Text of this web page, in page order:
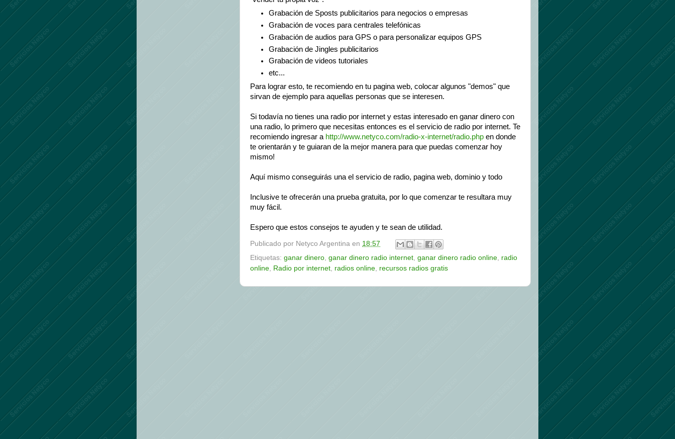
Grabación de Sposts publicitarios para negocios o empresas
Grabación de voces para centrales telefónicas
Grabación de audios para GPS o para personalizar equipos GPS
Grabación de Jingles publicitarios
Grabación de videos tutoriales
etc...
Para lograr esto, te recomiendo en tu pagina web, colocar algunos "demos" que
sirvan de ejemplo para aquellas personas que se interesen.
Si todavía no tienes una radio por internet y estas interesado en ganar dinero con
una radio, lo primero que necesitas entonces es el servicio de radio por internet. Te
recomiendo ingresar a http://www.netyco.com/radio-x-internet/radio.php en donde
te orientarán y te guiaran de la mejor manera para que puedas comenzar hoy
mismo!
Aquí mismo conseguirás una el servicio de radio, pagina web, dominio y todo
Inclusive te ofrecerán una prueba gratuita, por lo que comenzar te resultara muy
muy fácil.
Espero que estos consejos te ayuden y te sean de utilidad.
Publicado por Netyco Argentina en 18:57
Etiquetas: ganar dinero ganar dinero radio internet ganar dinero radio online radio
online
Radio por internet radios online recursos radios gratis